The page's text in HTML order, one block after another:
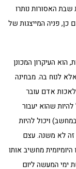
האסורות נותרו
פניה המייצגות של
הוא העיקרון המכונן
לנוח בה. מבחינה
אדם עובר
שהוא יעבור
ויכול להיות
זה לא משנה. עצם
מחשיב אותו
ימי המעשה ליום